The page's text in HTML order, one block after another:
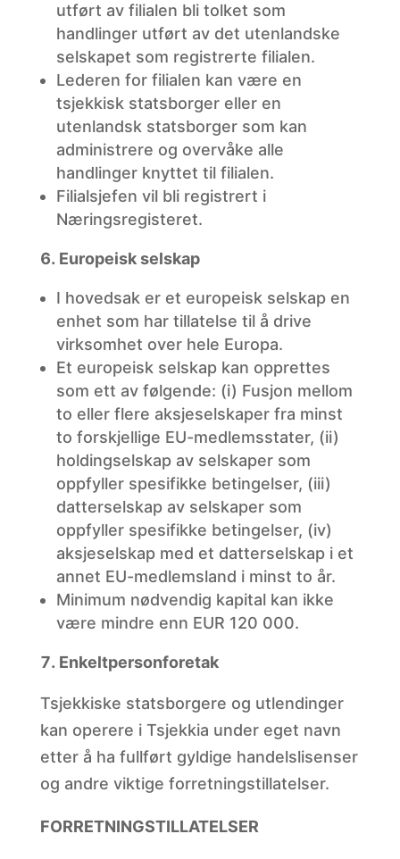
utført av filialen bli tolket som
handlinger utført av det utenlandske
selskapet som registrerte filialen.
Lederen for filialen kan være en
tsjekkisk statsborger eller en
utenlandsk statsborger som kan
administrere og overvåke alle
handlinger knyttet til filialen.
Filialsjefen vil bli registrert i
Næringsregisteret.
Europeiskselskap
I hovedsak er et europeisk selskap en
enhet som har tillatelse til å drive
virksomhet over hele Europa.
Et europeisk selskap kan opprettes
som ett av følgende: (i) Fusjon mellom
to eller flere aksjeselskaper fra minst
to forskjellige EU-medlemsstater, (ii)
holdingselskap av selskaper som
oppfyller spesifikke betingelser, (iii)
datterselskap av selskaper som
oppfyller spesifikke betingelser, (iv)
aksjeselskap med et datterselskap i et
annet EU-medlemsland i minst to år.
Minimum nødvendig kapital kan ikke
være mindre enn EUR 120 000.
Enkeltpersonforetak
Tsjekkiske statsborgere og utlendinger
kan operere i Tsjekkia under eget navn
etter å ha fullført gyldige handelslisenser
og andre viktige forretningstillatelser.
FORRETNINGSTILLATELSER